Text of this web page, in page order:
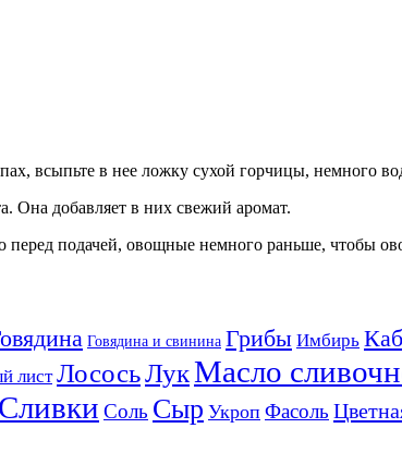
всыпьте в нее ложку сухой горчицы, немного
Она добавляет в них свежий аромат.
перед подачей, овощные немного раньше, чтобы
Говядина и свинина Грибы Имбирь
лист ЛососьЛукМасло
Сливки Соль Сыр Укроп Фасоль